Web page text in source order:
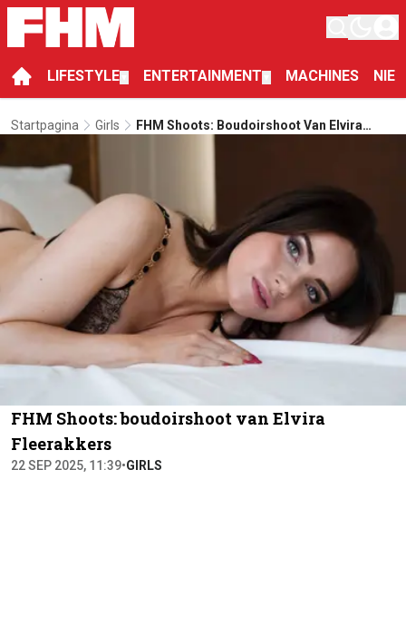
LIFESTYLE ENTERTAINMENT MACHINES
Startpagina Girls
FHM Shoots: Boudoirshoot Van Elvira
FHM Shoots: boudoirshoot van Elvira
Fleerakkers
22 SEP 2025, 11:39•GIRLS